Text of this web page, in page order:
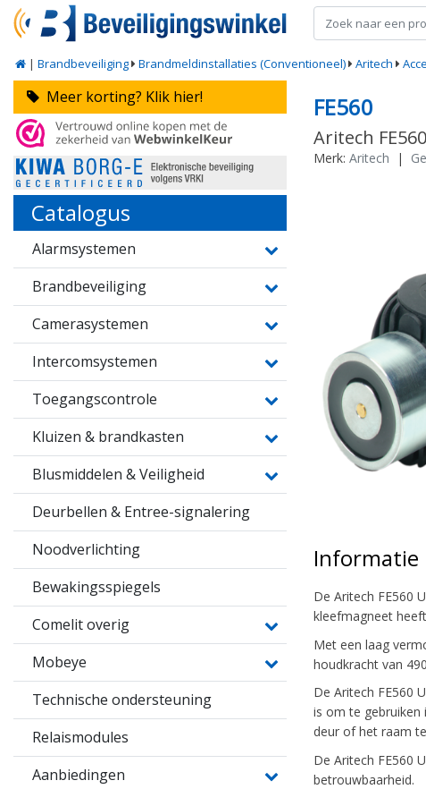
| Brandbeveiliging Brandmeldinstallaties (Conventioneel) Aritech
Meer korting? Klik hier!
Catalogus
Alarmsystemen
Brandbeveiliging
Camerasystemen
Intercomsystemen
Toegangscontrole
Kluizen & brandkasten
Blusmiddelen & Veiligheid
Deurbellen & Entree-signalering
Noodverlichting
Bewakingsspiegels
Comelit overig
Mobeye
Technische ondersteuning
Relaismodules
Aanbiedingen
FE560
Aritech
Merk: Aritech |
Informatie
De Aritech FE560
kleefmagneet
Met een laag
houdkracht van
De Aritech FE560
is om te gebruiken
deur of het raam
De Aritech FE560
betrouwbaarheid.